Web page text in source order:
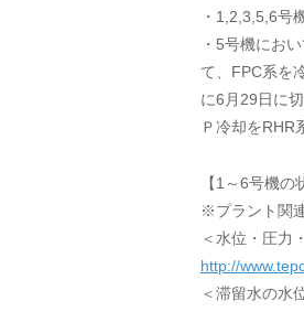
・1,2,3,5,6号
・5号機にお
て、FPC系を
に6月29日に
Ｐ冷却をRHR
【1～6号機の
※プラント関
＜水位・圧力
http://
＜滞留水の水